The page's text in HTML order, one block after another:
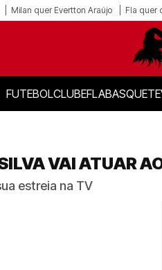
Milan quer Evertton Araújo Fla quer
FUTEBOLCLUBEFLABASQUETE
VAI ATUAR
estreia na TV